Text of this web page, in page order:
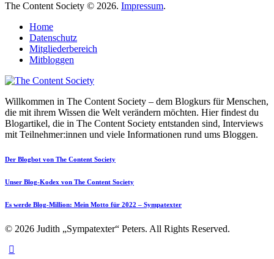
The Content Society © 2026. Impressum.
Home
Datenschutz
Mitgliederbereich
Mitbloggen
Willkommen in The Content Society – dem Blogkurs für Menschen,
die mit ihrem Wissen die Welt verändern möchten. Hier findest du
Blogartikel, die in The Content Society entstanden sind, Interviews
mit Teilnehmer:innen und viele Informationen rund ums Bloggen.
Der Blogbot von The Content Society
Unser Blog-Kodex von The Content Society
Es werde Blog-Million: Mein Motto für 2022 – Sympatexter
© 2026 Judith „Sympatexter“ Peters. All Rights Reserved.